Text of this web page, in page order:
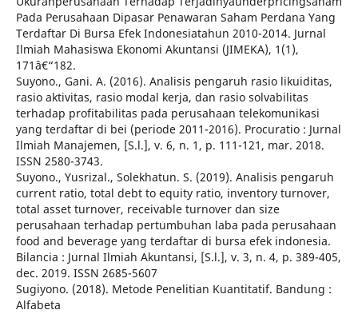
Pada Perusahaan Dipasar Penawaran Saham Perdana Yang
Terdaftar Di Bursa Efek Indonesiatahun 2010-2014. Jurnal
Ilmiah Mahasiswa Ekonomi Akuntansi (JIMEKA), 1(1),
171â€“182.
Suyono., Gani. A. (2016). Analisis pengaruh rasio likuiditas,
rasio aktivitas, rasio modal kerja, dan rasio solvabilitas
terhadap profitabilitas pada perusahaan telekomunikasi
yang terdaftar di bei (periode 2011-2016). Procuratio : Jurnal
Ilmiah Manajemen, [S.l.], v. 6, n. 1, p. 111-121, mar. 2018.
ISSN 2580-3743.
Suyono., Yusrizal., Solekhatun. S. (2019). Analisis pengaruh
current ratio, total debt to equity ratio, inventory turnover,
total asset turnover, receivable turnover dan size
perusahaan terhadap pertumbuhan laba pada perusahaan
food and beverage yang terdaftar di bursa efek indonesia.
Bilancia : Jurnal Ilmiah Akuntansi, [S.l.], v. 3, n. 4, p. 389-405,
dec. 2019. ISSN 2685-5607
Sugiyono. (2018). Metode Penelitian Kuantitatif. Bandung :
Alfabeta